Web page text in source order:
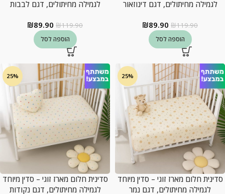
לגמילה מחיתולים, דגם דינוזאור
₪119.90
₪89.90
הוספה לסל
לגמילה מחיתולים, דגם לבבות
₪119.90
₪89.90
הוספה לסל
25%
סדינית חלום מארז זוגי – סדין מיוחד
לגמילה מחיתולים, דגם נמר
25%
סדינית חלום מארז זוגי – סדין מיוחד
לגמילה מחיתולים, דגם נקודות